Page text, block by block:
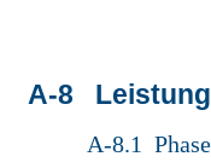
A-8
A-8.1